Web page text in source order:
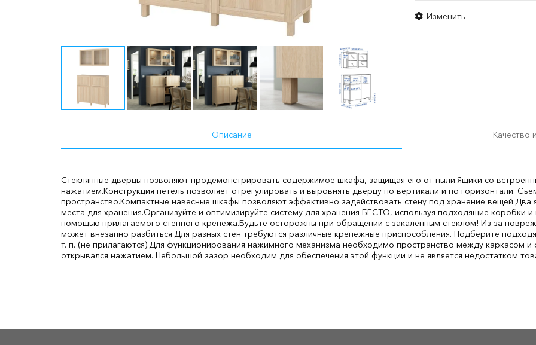
Изменить
Описание Качество
Стеклянные дверцы позволяют продемонстрировать содержимое шкафа, защищая его от пыли.Ящики со
нажатием.Конструкция петель позволяет отрегулировать и выровнять дверцу по вертикали и по горизонтали.
пространство.Компактные навесные шкафы позволяют эффективно задействовать стену под хранение вещей.Два
места для хранения.Организуйте и оптимизируйте систему для хранения БЕСТО, используя подходящие коробки и
помощью прилагаемого стенного крепежа.Будьте осторожны при обращении с закаленным стеклом! Из-за
может внезапно разбиться.Для разных стен требуются различные крепежные приспособления. Подберите
т. п. (не прилагаются).Для функционирования нажимного механизма необходимо пространство между каркасом
открывался нажатием. Небольшой зазор необходим для обеспечения этой функции и не является недостатком